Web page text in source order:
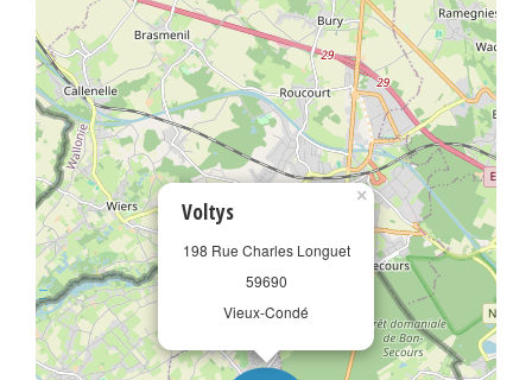
Voltys
198 Rue Charles Longuet
59690
Vieux-Condé
×